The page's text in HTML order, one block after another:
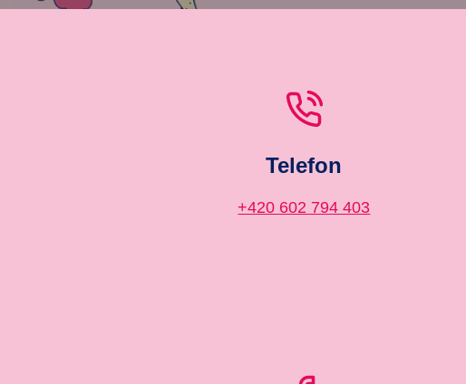
Telefon
+420 602 794 403